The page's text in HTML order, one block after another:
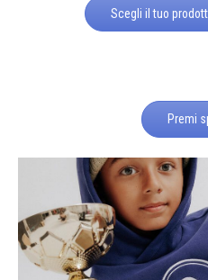
Scegli il tuo
Premi